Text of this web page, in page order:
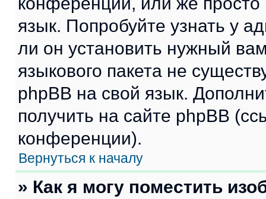
язык. Попробуйте узнать у
ли он установить нужный
языкового пакета не
phpBB на свой язык.
получить на сайте phpBB
конференции).
Вернуться к началу
» Как я могу поместить